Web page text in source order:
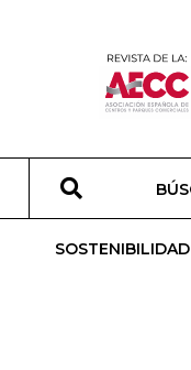
SOSTENIBILIDAD